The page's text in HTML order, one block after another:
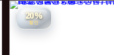
20%
할인